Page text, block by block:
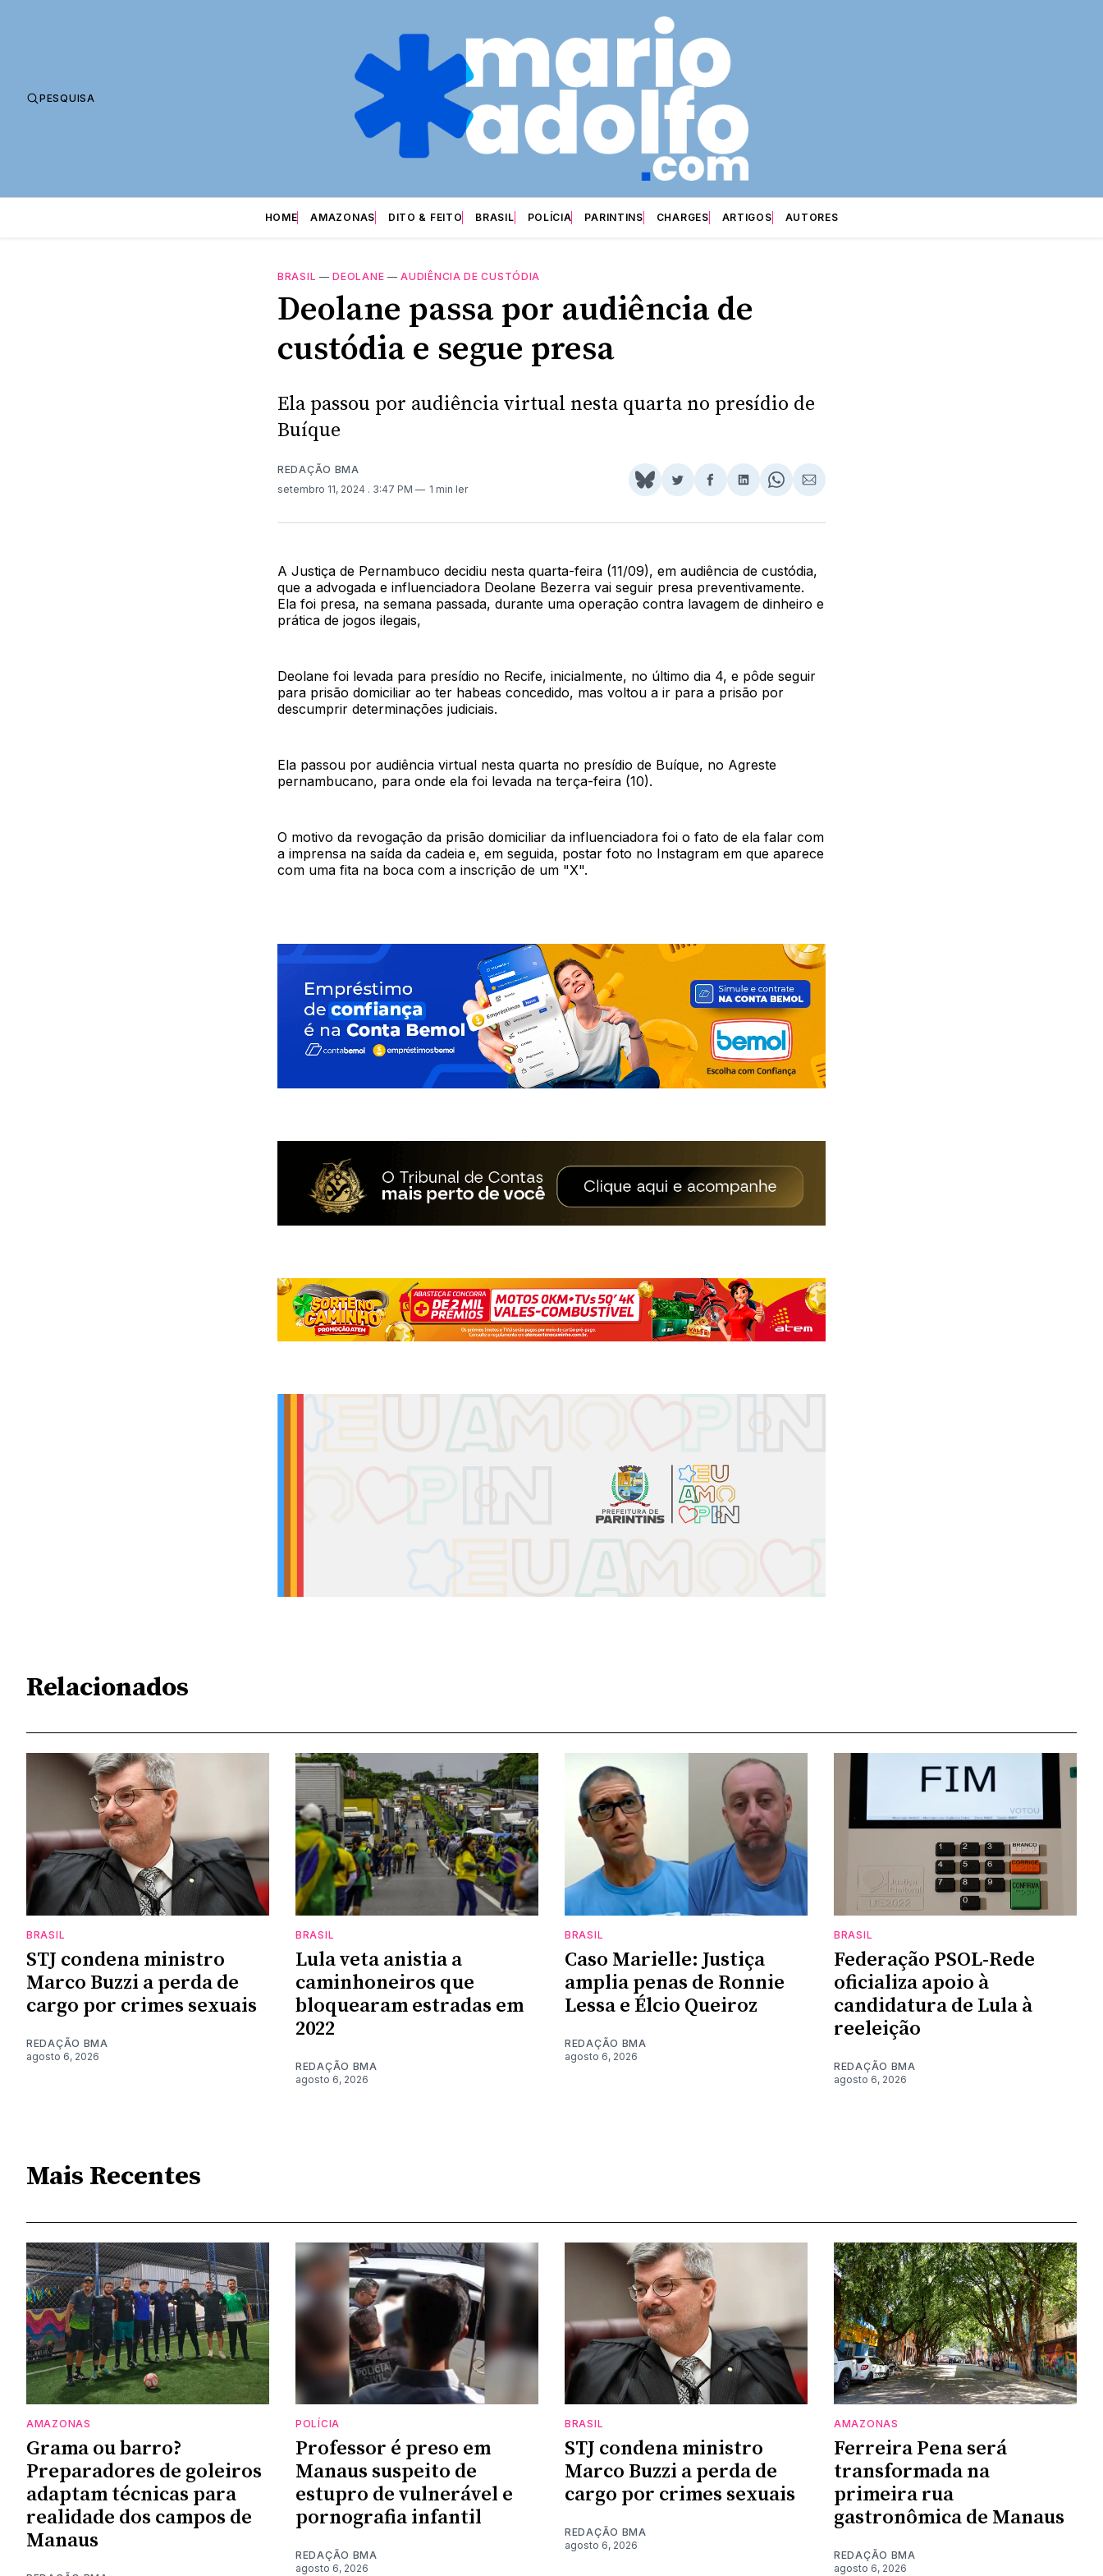
PESQUISA
HOME AMAZONAS DITO & FEITO BRASIL POLÍCIA PARINTINS CHARGES ARTIGOS AUTORES
BRASIL —DEOLANE —AUDIÊNCIA DE CUSTÓDIA
Deolane passa por audiência de
custódia e segue presa
Ela passou por audiência virtual nesta quarta no presídio de
Buíque
REDAÇÃO BMA
setembro 11, 2024 . 3:47 PM 1 min ler
Share
BlueSky
Compartilhar
Twitter
Compartilhar
Facebook
Compartilhar
LinkedIn
Share
WhatsApp
Compartilhar
Email
A Justiça de Pernambuco decidiu nesta quarta-feira (11/09), em audiência de custódia,
que a advogada e influenciadora Deolane Bezerra vai seguir presa preventivamente.
Ela foi presa, na semana passada, durante uma operação contra lavagem de dinheiro e
prática de jogos ilegais,
Deolane foi levada para presídio no Recife, inicialmente, no último dia 4, e pôde seguir
para prisão domiciliar ao ter habeas concedido, mas voltou a ir para a prisão por
descumprir determinações judiciais.
Ela passou por audiência virtual nesta quarta no presídio de Buíque, no Agreste
pernambucano, para onde ela foi levada na terça-feira (10).
O motivo da revogação da prisão domiciliar da influenciadora foi o fato de ela falar com
a imprensa na saída da cadeia e, em seguida, postar foto no Instagram em que aparece
com uma fita na boca com a inscrição de um "X".
Relacionados
BRASIL
STJ condena ministro
Marco Buzzi a perda de
cargo por crimes sexuais
REDAÇÃO BMA
agosto 6, 2026
BRASIL
Lula veta anistia a
caminhoneiros que
bloquearam estradas em
2022
REDAÇÃO BMA
agosto 6, 2026
BRASIL
Caso Marielle: Justiça
amplia penas de Ronnie
Lessa e Élcio Queiroz
REDAÇÃO BMA
agosto 6, 2026
BRASIL
Federação PSOL-Rede
oficializa apoio à
candidatura de Lula à
reeleição
REDAÇÃO BMA
agosto 6, 2026
Mais Recentes
AMAZONAS
Grama ou barro?
Preparadores de goleiros
adaptam técnicas para
realidade dos campos de
Manaus
POLÍCIA
Professor é preso em
Manaus suspeito de
estupro de vulnerável e
pornografia infantil
REDAÇÃO BMA
agosto 6, 2026
BRASIL
STJ condena ministro
Marco Buzzi a perda de
cargo por crimes sexuais
REDAÇÃO BMA
agosto 6, 2026
AMAZONAS
Ferreira Pena será
transformada na
primeira rua
gastronômica de Manaus
REDAÇÃO BMA
agosto 6, 2026